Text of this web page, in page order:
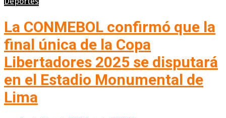
La CONMEBOL confirmó que la
final única de la Copa
Libertadores 2025 se disputará
en el Estadio Monumental de
Lima